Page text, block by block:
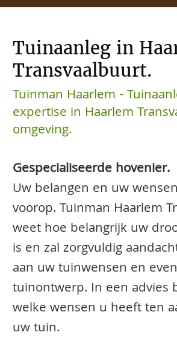
Tuinaanleg in
Transvaalbuurt.
Tuinman Haarlem -
expertise in Haarlem
omgeving.
Gespecialiseerde hovenier.
Uw belangen en uw
voorop. Tuinman Haarlem
weet hoe belangrijk uw
is en zal zorgvuldig
aan uw tuinwensen en
tuinontwerp. In een advies
welke wensen u heeft ten
uw tuin.